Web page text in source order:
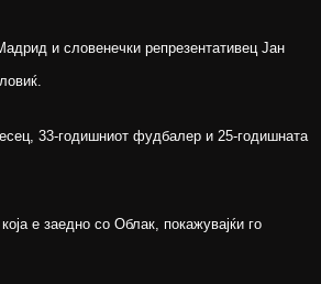
и словенечки репрезентативец Јан
33-годишниот фудбалер и 25-годишната
е заедно со Облак, покажувајќи го